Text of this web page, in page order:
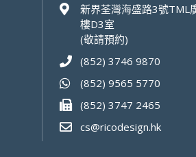
新界荃灣海盛路3號TML
樓D3室
(敬請預約)
(852) 3746 9870
(852) 9565 5770
(852) 3747 2465
cs@ricodesign.hk